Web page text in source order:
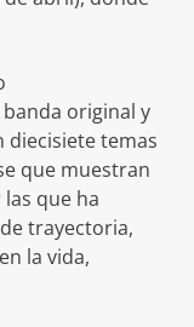
original y
diecisiete temas
que muestran
que ha
trayectoria,
la vida,